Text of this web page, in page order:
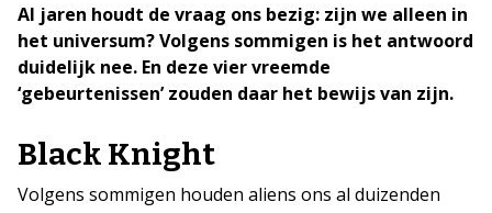
Al jaren houdt de vraag ons bezig: zijn we alleen in
het universum? Volgens sommigen is het antwoord
duidelijk nee. En deze vier vreemde
‘gebeurtenissen’ zouden daar het bewijs van zijn.
Black Knight
Volgens sommigen houden aliens ons al duizenden